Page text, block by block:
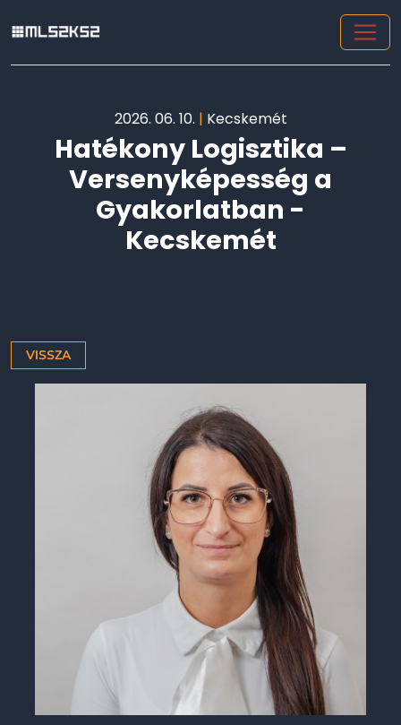
2026. 06. 10. | Kecskemét
Hatékony Logisztika –
Versenyképesség a
Gyakorlatban -
Kecskemét
VISSZA